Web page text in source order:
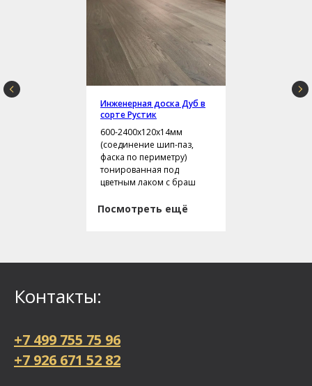
Инженерная доска Дуб в
сорте Рустик
600-2400х120х14мм
(соединение шип-паз,
фаска по периметру)
тонированная под
цветным лаком с браш
Посмотреть ещё
Контакты:
+7 499 755 75 96
+7 926 671 52 82